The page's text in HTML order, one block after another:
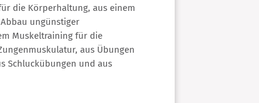
die Körperhaltung, aus einem
ungünstiger
Muskeltraining für die
aus Übungen
Schluckübungen und aus